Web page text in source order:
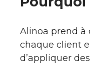
Alinoa prend à
chaque client
d’appliquer